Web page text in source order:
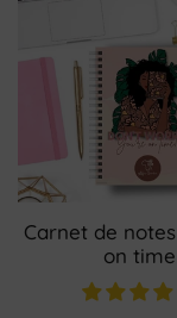
Carnet de
on time